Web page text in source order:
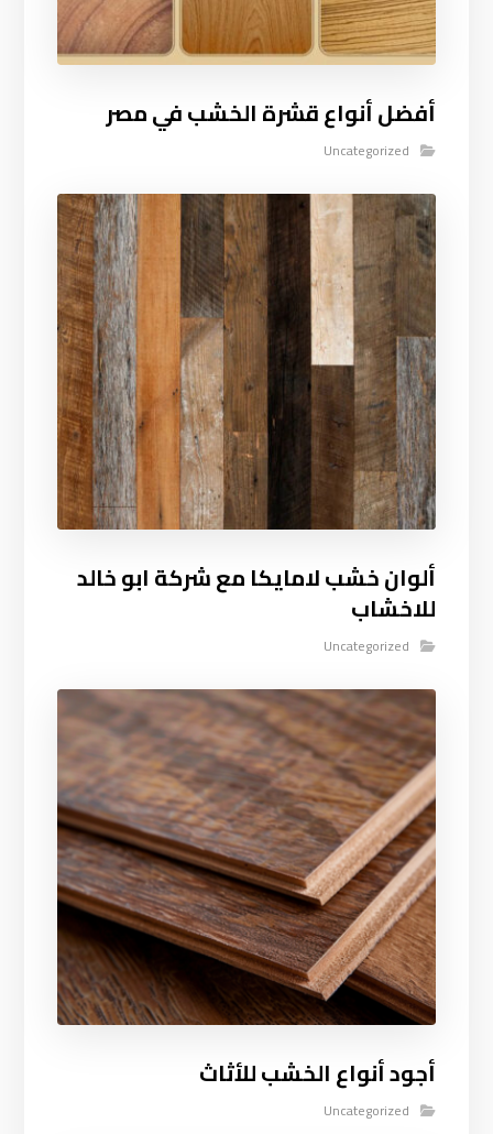
أفضل أنواع قشرة الخشب في مصر
Uncategorized
ألوان خشب لامايكا مع شركة ابو خالد
للاخشاب
Uncategorized
أجود أنواع الخشب للأثاث
Uncategorized